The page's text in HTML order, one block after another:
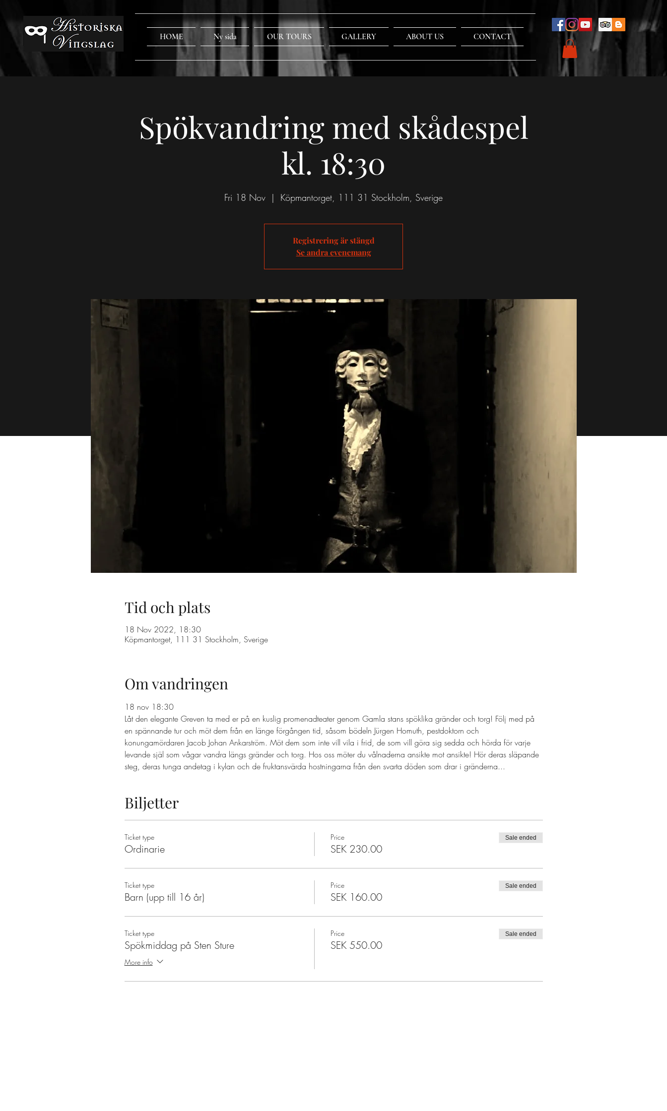
HOME Ny sida OUR TOURS GALLERY ABOUT US CONTACT
Spökvandring med skådespel
kl. 18:30
Fri 18 Nov
  |
Köpmantorget, 111 31 Stockholm, Sverige
Registrering är stängd
Se andra evenemang
Tid och plats
18 Nov 2022, 18:30
Köpmantorget, 111 31 Stockholm, Sverige
Om vandringen
18 nov 18:30
Låt den elegante Greven ta med er på en kuslig promenadteater genom Gamla stans spöklika gränder och torg! Följ med på
en spännande tur och möt dem från en länge förgången tid, såsom bödeln Jürgen Homuth, pestdoktorn och
konungamördaren Jacob Johan Ankarström. Möt dem som inte vill vila i frid, de som vill göra sig sedda och hörda för varje
levande själ som vågar vandra längs gränder och torg. Hos oss möter du vålnaderna ansikte mot ansikte! Hör deras släpande
steg, deras tunga andetag i kylan och de fruktansvärda hostningarna från den svarta döden som drar i gränderna...
Biljetter
Ticket type
Ordinarie
Price
SEK 230.00
Sale ended
Ticket type
Barn (upp till 16 år)
Price
SEK 160.00
Sale ended
Ticket type
Spökmiddag på Sten Sture
More info
Price
SEK 550.00
Sale ended